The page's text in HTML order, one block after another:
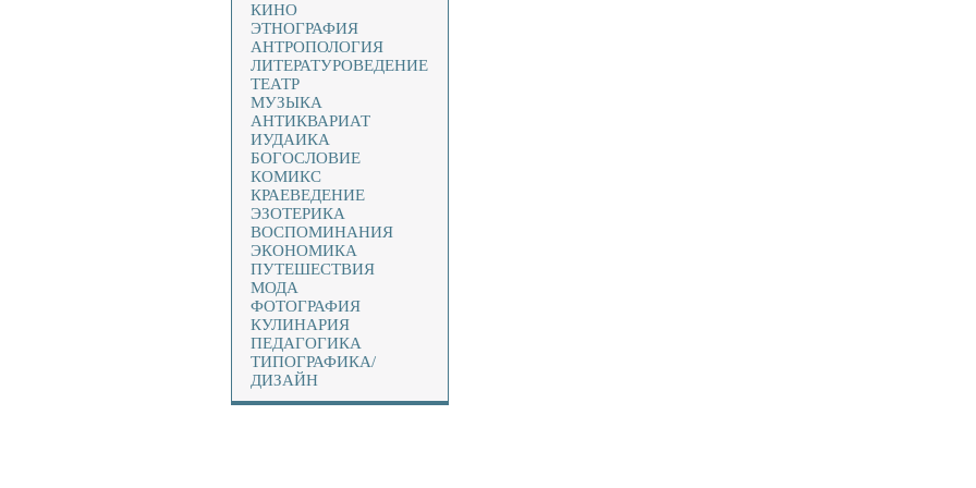
КИНО
ЭТНОГРАФИЯ
АНТРОПОЛОГИЯ
ЛИТЕРАТУРОВЕДЕНИЕ
ТЕАТР
МУЗЫКА
АНТИКВАРИАТ
ИУДАИКА
БОГОСЛОВИЕ
КОМИКС
КРАЕВЕДЕНИЕ
ЭЗОТЕРИКА
ВОСПОМИНАНИЯ
ЭКОНОМИКА
ПУТЕШЕСТВИЯ
МОДА
ФОТОГРАФИЯ
КУЛИНАРИЯ
ПЕДАГОГИКА
ТИПОГРАФИКА/
ДИЗАЙН